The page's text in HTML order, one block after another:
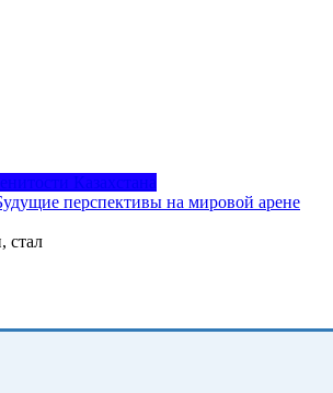
Казахстана
перспективы на мировой арене
стал